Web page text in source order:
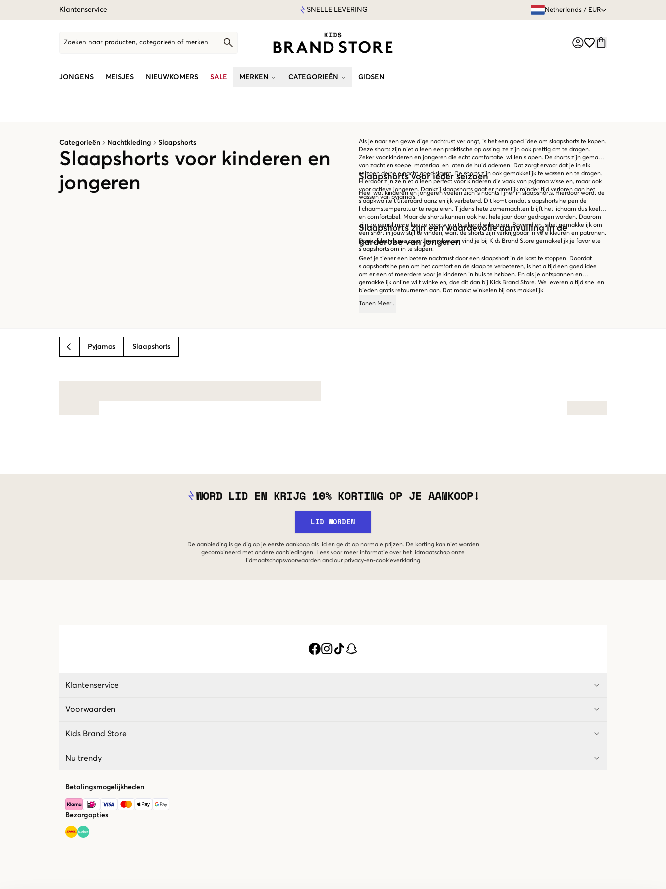
Klantenservice SNELLE LEVERING Netherlands / EUR
Zoeken naar producten, categorieën of merken
JONGENS MEISJES NIEUWKOMERS SALE MERKEN CATEGORIEËN GIDSEN
Categorieën Nachtkleding Slaapshorts
Slaapshorts voor kinderen en
jongeren
Als je naar een geweldige nachtrust verlangt, is het een goed idee om slaapshorts te kopen.
Deze shorts zijn niet alleen een praktische oplossing, ze zijn ook prettig om te dragen.
Zeker voor kinderen en jongeren die echt comfortabel willen slapen. De shorts zijn gemaakt
van zacht en soepel materiaal en laten de huid ademen. Dat zorgt ervoor dat je in elk
seizoen de hele nacht goed slaapt. De shorts zijn ook gemakkelijk te wassen en te drogen.
Hierdoor zijn ze niet alleen perfect voor kinderen die vaak van pyjama wisselen, maar ook
voor actieve jongeren. Dankzij slaapshorts gaat er namelijk minder tijd verloren aan het
wassen van pyjama's.
Slaapshorts voor ieder seizoen
Heel wat kinderen en jongeren voelen zich 's nachts fijner in slaapshorts. Hierdoor wordt de
slaapkwaliteit uiteraard aanzienlijk verbeterd. Dit komt omdat slaapshorts helpen de
lichaamstemperatuur te reguleren. Tijdens hete zomernachten blijft het lichaam dus koel
en comfortabel. Maar de shorts kunnen ook het hele jaar door gedragen worden. Daarom
zijn ze een slimme keuze voor wie uitstekend wil slapen. Bovendien is het gemakkelijk om
een short in jouw stijl te vinden, want de shorts zijn verkrijgbaar in vele kleuren en patronen.
Dankzij het ruime assortiment kies en vind je bij Kids Brand Store gemakkelijk je favoriete
slaapshorts om in te slapen.
Slaapshorts zijn een waardevolle aanvulling in de
garderobe van jongeren
Geef je tiener een betere nachtrust door een slaapshort in de kast te stoppen. Doordat
slaapshorts helpen om het comfort en de slaap te verbeteren, is het altijd een goed idee
om er een of meerdere voor je kinderen in huis te hebben. En als je ontspannen en
gemakkelijk online wilt winkelen, doe dit dan bij Kids Brand Store. We leveren altijd snel en
bieden gratis retourneren aan. Dat maakt winkelen bij ons makkelijk!
Tonen Meer...
BACK Pyjamas Slaapshorts
WORD LID EN KRIJG 10% KORTING OP JE AANKOOP!
LID WORDEN
De aanbieding is geldig op je eerste aankoop als lid en geldt op normale prijzen. De korting kan niet worden
gecombineerd met andere aanbiedingen. Lees voor meer informatie over het lidmaatschap onze
lidmaatschapsvoorwaarden and our privacy-en-cookieverklaring
Klantenservice
Voorwaarden
Kids Brand Store
Nu trendy
Betalingsmogelijkheden
Bezorgopties